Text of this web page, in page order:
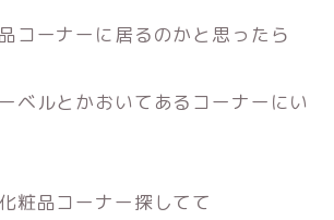
コーナーに居るのかと思ったら
ベルとかおいてあるコーナーにい
粧品コーナー探してて